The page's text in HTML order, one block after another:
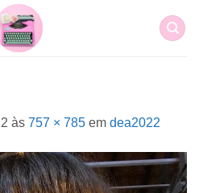
às 757 × 785 em dea2022